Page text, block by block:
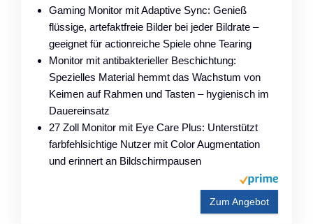
Gaming Monitor mit Adaptive Sync: Genieß
flüssige, artefaktfreie Bilder bei jeder Bildrate –
geeignet für actionreiche Spiele ohne Tearing
Monitor mit antibakterieller Beschichtung:
Spezielles Material hemmt das Wachstum von
Keimen auf Rahmen und Tasten – hygienisch im
Dauereinsatz
27 Zoll Monitor mit Eye Care Plus: Unterstützt
farbfehlsichtige Nutzer mit Color Augmentation
und erinnert an Bildschirmpausen
Zum Angebot